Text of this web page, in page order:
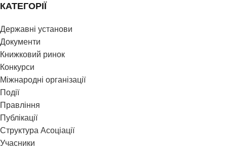
КАТЕГОРІЇ
Державні установи
Документи
Книжковий ринок
Конкурси
Міжнародні організації
Події
Правління
Публікації
Структура Асоціації
Учасники